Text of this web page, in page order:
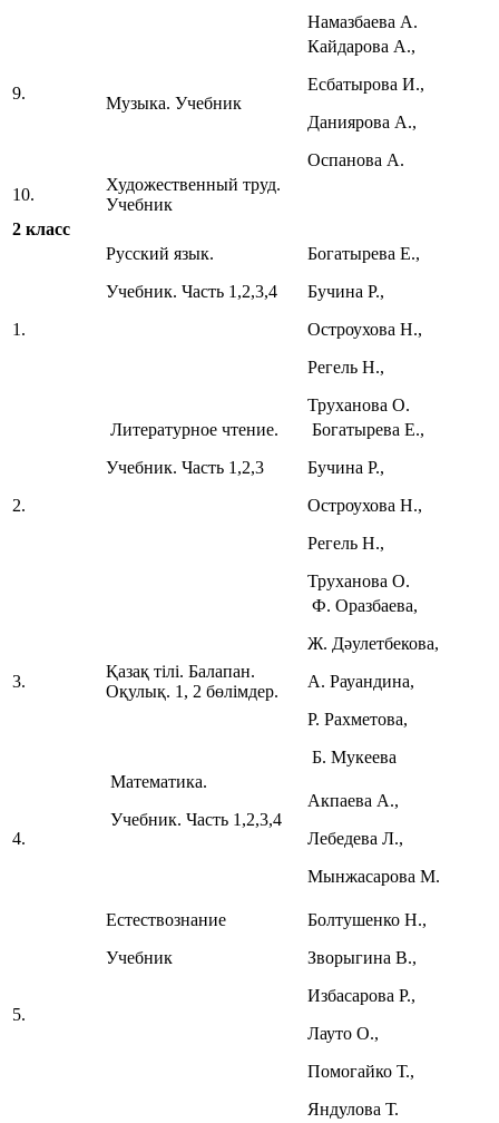
Намазбаева А.
9.
Музыка. Учебник
Кайдарова А.,
Есбатырова И.,
Даниярова А.,
Оспанова А.
10.
Художественный труд.
Учебник
2 класс
1.
Русский язык.
Учебник. Часть 1,2,3,4
Богатырева Е.,
Бучина Р.,
Остроухова Н.,
Регель Н.,
Труханова О.
2.
Литературное чтение.
Учебник. Часть 1,2,3
Богатырева Е.,
Бучина Р.,
Остроухова Н.,
Регель Н.,
Труханова О.
3.
Қазақ тілі. Балапан.
Оқулық. 1, 2 бөлімдер.
Ф. Оразбаева,
Ж. Дәулетбекова,
А. Рауандина,
Р. Рахметова,
Б. Мукеева
4.
Математика.
Учебник. Часть 1,2,3,4
Акпаева А.,
Лебедева Л.,
Мынжасарова М.
5.
Естествознание
Учебник
Болтушенко Н.,
Зворыгина В.,
Избасарова Р.,
Лауто О.,
Помогайко Т.,
Яндулова Т.